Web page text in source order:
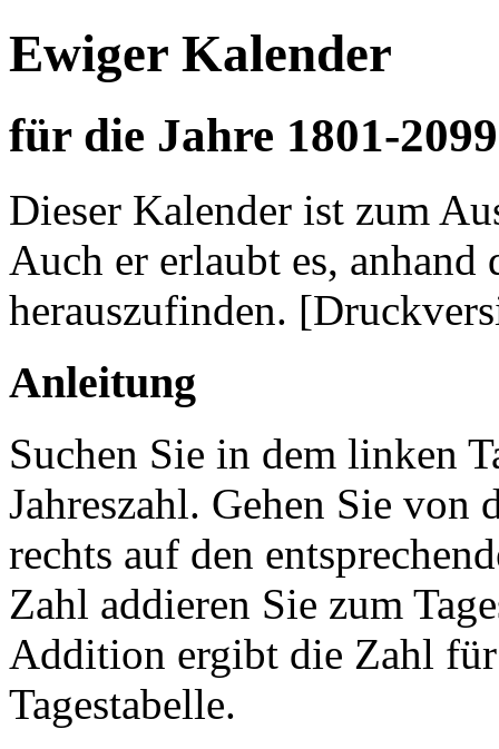
Ewiger Kalender
für die Jahre 1801-2099
Dieser Kalender ist zum
Auch er erlaubt es, anhand
herauszufinden.
Anleitung
Suchen Sie in dem linken
Jahreszahl. Gehen Sie von
rechts auf den
Zahl addieren Sie zum
Addition ergibt die Zahl
Tagestabelle.